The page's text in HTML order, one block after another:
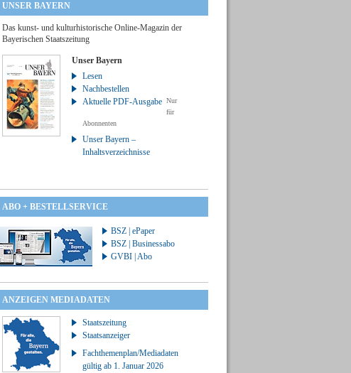
UNSER BAYERN
Das kunst- und kulturhistorische Online-Magazin der
Bayerischen Staatszeitung
Unser Bayern
Lesen
Nachbestellen
Aktuelle PDF-Ausgabe Nur
für
Abonnenten
Unser Bayern –
Inhaltsverzeichnisse
ABO + BESTELLSERVICE
BSZ | ePaper
BSZ | Businessabo
GVBI | Abo
ANZEIGEN MEDIADATEN
Staatszeitung
Staatsanzeiger
Fachthemenplan/Mediadaten
gültig ab 1. Januar 2026